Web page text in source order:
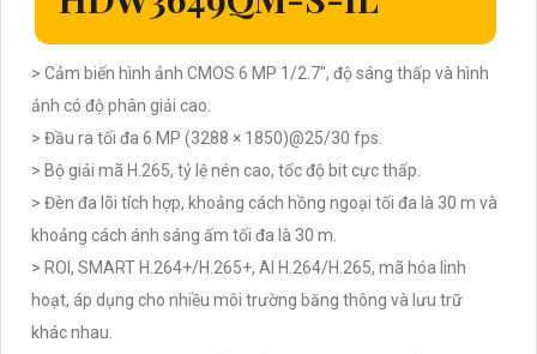
> Cảm biến hình ảnh CMOS 6 MP 1/2.7", độ sáng thấp và hình
ảnh có độ phân giải cao.
> Đầu ra tối đa 6 MP (3288 × 1850)@25/30 fps.
> Bộ giải mã H.265, tỷ lệ nén cao, tốc độ bit cực thấp.
> Đèn đa lõi tích hợp, khoảng cách hồng ngoại tối đa là 30 m và
khoảng cách ánh sáng ấm tối đa là 30 m.
> ROI, SMART H.264+/H.265+, AI H.264/H.265, mã hóa linh
hoạt, áp dụng cho nhiều môi trường băng thông và lưu trữ
khác nhau.